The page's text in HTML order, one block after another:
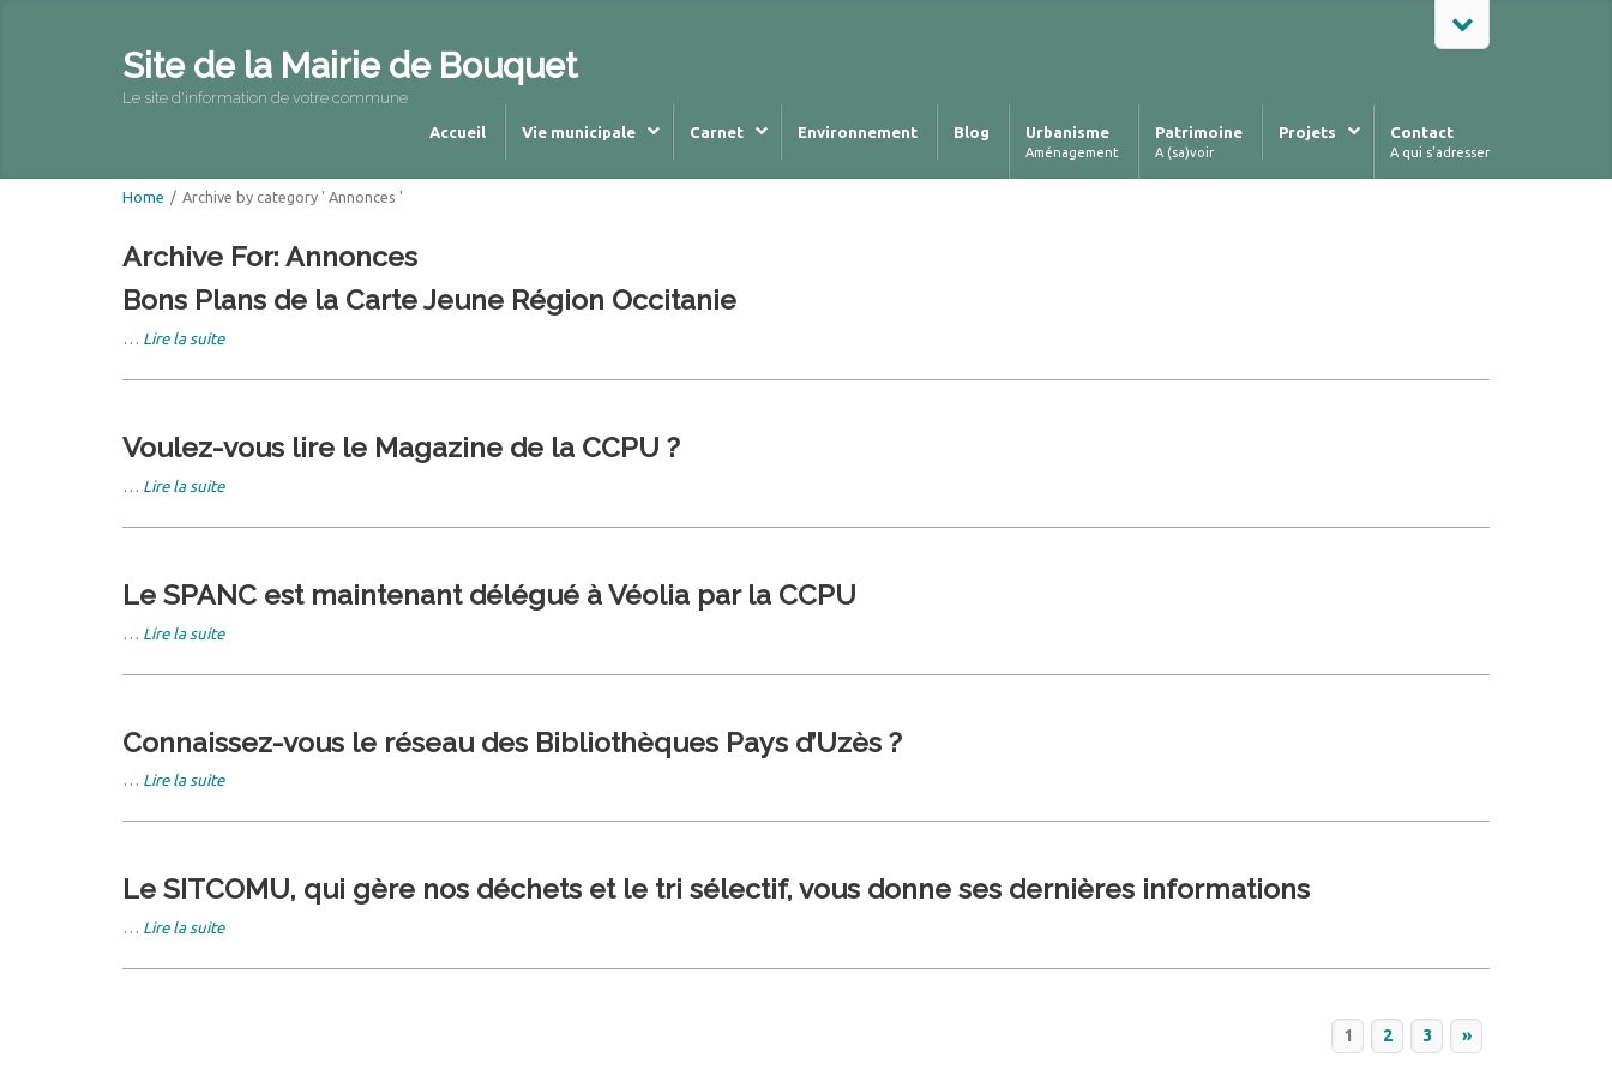
Site de la Mairie de Bouquet
Le site d'information de votre commune
Accueil Vie municipale Carnet Environnement Blog Urbanisme
Aménagement
Patrimoine
A (sa)voir
Projets Contact
A qui s’adresser
Home / Archive by category ' Annonces '
Archive For: Annonces
Bons Plans de la Carte Jeune Région Occitanie
… Lire la suite
Voulez-vous lire le Magazine de la CCPU ?
… Lire la suite
Le SPANC est maintenant délégué à Véolia par la CCPU
… Lire la suite
Connaissez-vous le réseau des Bibliothèques Pays d’Uzès ?
… Lire la suite
Le SITCOMU, qui gère nos déchets et le tri sélectif, vous donne ses dernières informations
… Lire la suite
1 2 3 »